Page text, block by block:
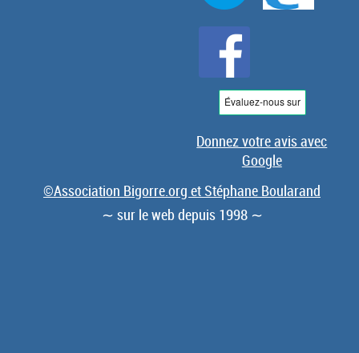
Donnez votre avis avec
Google
©Association Bigorre.org et Stéphane Boularand
∼ sur le web depuis 1998 ∼